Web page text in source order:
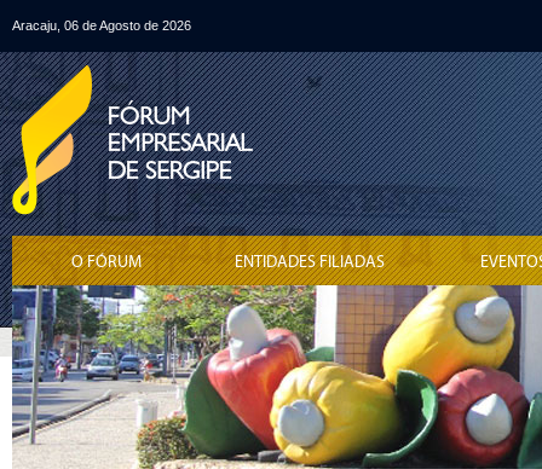
Aracaju, 06 de Agosto de 2026
O FÓRUM ENTIDADES FILIADAS